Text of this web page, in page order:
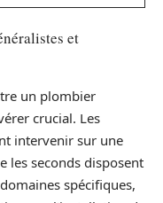
et
un plombier
crucial. Les
intervenir sur une
les seconds disposent
spécifiques,